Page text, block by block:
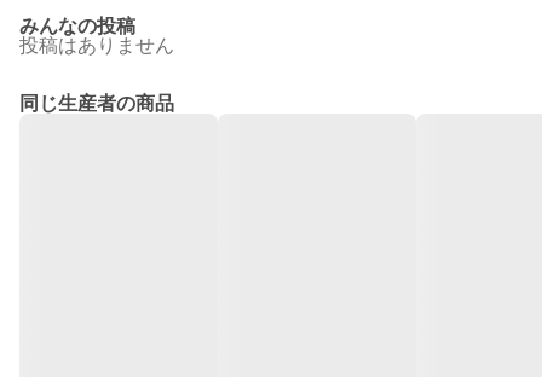
みんなの投稿
投稿はありません
同じ生産者の商品